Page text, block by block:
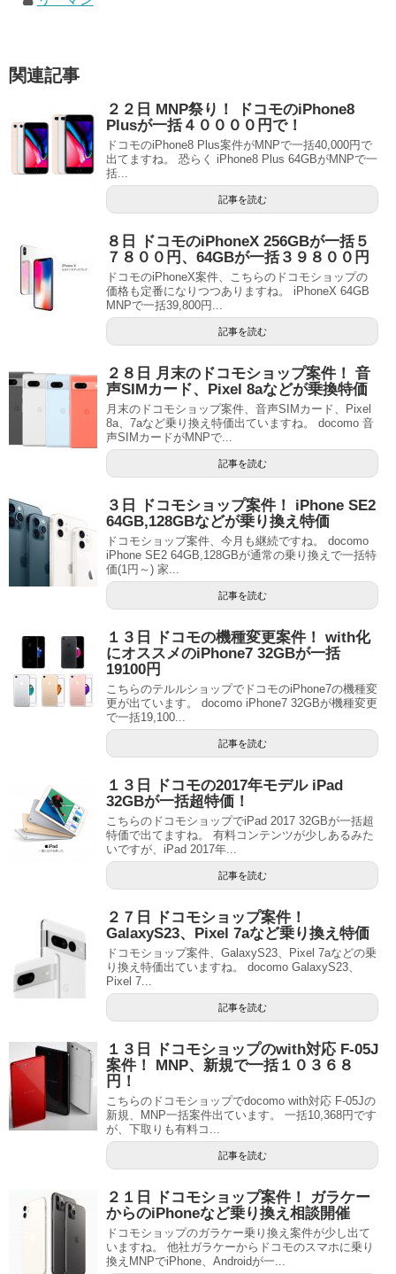
関連記事
２２日 MNP祭り！ ドコモのiPhone8
Plusが一括４００００円で！
ドコモのiPhone8 Plus案件がMNPで一括40,000円で
出てますね。 恐らく iPhone8 Plus 64GBがMNPで一
括...
記事を読む
８日 ドコモのiPhoneX 256GBが一括５
７８００円、64GBが一括３９８００円
ドコモのiPhoneX案件、こちらのドコモショップの
価格も定番になりつつありますね。 iPhoneX 64GB
MNPで一括39,800円...
記事を読む
２８日 月末のドコモショップ案件！ 音
声SIMカード、Pixel 8aなどが乗換特価
月末のドコモショップ案件、音声SIMカード、Pixel
8a、7aなど乗り換え特価出ていますね。 docomo 音
声SIMカードがMNPで...
記事を読む
３日 ドコモショップ案件！ iPhone SE2
64GB,128GBなどが乗り換え特価
ドコモショップ案件、今月も継続ですね。 docomo
iPhone SE2 64GB,128GBが通常の乗り換えで一括特
価(1円～) 家...
記事を読む
１３日 ドコモの機種変更案件！ with化
にオススメのiPhone7 32GBが一括
19100円
こちらのテルルショップでドコモのiPhone7の機種変
更が出ています。 docomo iPhone7 32GBが機種変更
で一括19,100...
記事を読む
１３日 ドコモの2017年モデル iPad
32GBが一括超特価！
こちらのドコモショップでiPad 2017 32GBが一括超
特価で出てますね。 有料コンテンツが少しあるみた
いですが、iPad 2017年...
記事を読む
２７日 ドコモショップ案件！
GalaxyS23、Pixel 7aなど乗り換え特価
ドコモショップ案件、GalaxyS23、Pixel 7aなどの乗
り換え特価出ていますね。 docomo GalaxyS23、
Pixel 7...
記事を読む
１３日 ドコモショップのwith対応 F-05J
案件！ MNP、新規で一括１０３６８
円！
こちらのドコモショップでdocomo with対応 F-05Jの
新規、MNP一括案件出ています。 一括10,368円です
が、下取りも有料コ...
記事を読む
２１日 ドコモショップ案件！ ガラケー
からのiPhoneなど乗り換え相談開催
ドコモショップのガラケー乗り換え案件が少し出て
いますね。 他社ガラケーからドコモのスマホに乗り
換えMNPでiPhone、Androidが一...